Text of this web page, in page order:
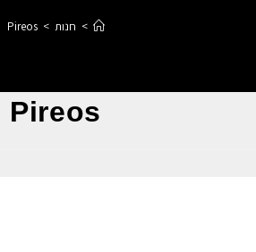
> חנות >
Pireos
Pireos